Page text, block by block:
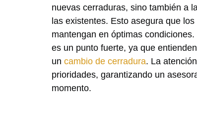
nuevas cerraduras, sino también a
las existentes. Esto asegura que
mantengan en óptimas
es un punto fuerte, ya que
un cambio de cerradura. La
prioridades, garantizando un
momento.